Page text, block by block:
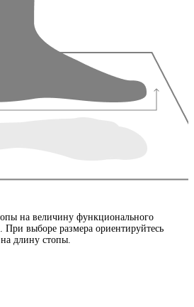
на величину функционального
выборе размера ориентируйтесь
на длину стопы.